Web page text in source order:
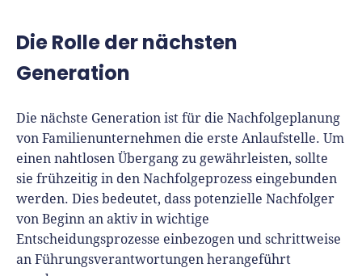
Die Rolle der nächsten
Generation
Die nächste Generation ist für die Nachfolgeplanung
von Familienunternehmen die erste Anlaufstelle. Um
einen nahtlosen Übergang zu gewährleisten, sollte
sie frühzeitig in den Nachfolgeprozess eingebunden
werden. Dies bedeutet, dass potenzielle Nachfolger
von Beginn an aktiv in wichtige
Entscheidungsprozesse einbezogen und schrittweise
an Führungsverantwortungen herangeführt